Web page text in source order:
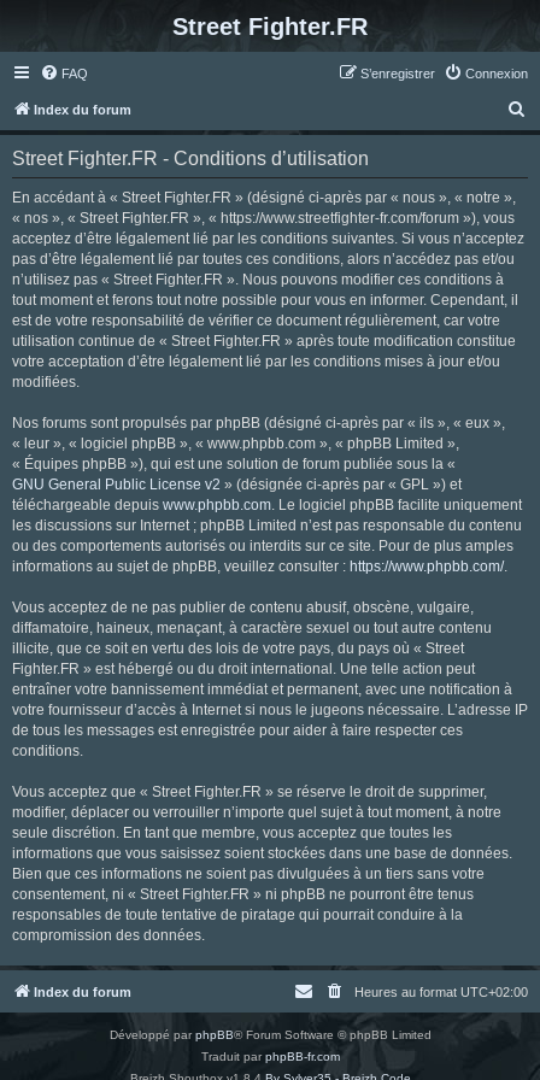
Street Fighter.FR
FAQ Connexion
S’enregistrer
Index du forum
e
Street Fighter.FR - Conditions d’utilisation
En accédant à « Street Fighter.FR » (désigné ci-après par « nous », « notre »,
« nos », « Street Fighter.FR », « https://www.streetfighter-fr.com/forum »), vous
acceptez d’être légalement lié par les conditions suivantes. Si vous n’acceptez
pas d’être légalement lié par toutes ces conditions, alors n’accédez pas et/ou
n’utilisez pas « Street Fighter.FR ». Nous pouvons modifier ces conditions à
tout moment et ferons tout notre possible pour vous en informer. Cependant, il
est de votre responsabilité de vérifier ce document régulièrement, car votre
utilisation continue de « Street Fighter.FR » après toute modification constitue
votre acceptation d’être légalement lié par les conditions mises à jour et/ou
modifiées.
Nos forums sont propulsés par phpBB (désigné ci-après par « ils », « eux »,
« leur », « logiciel phpBB », « www.phpbb.com », « phpBB Limited »,
« Équipes phpBB »), qui est une solution de forum publiée sous la «
GNU General Public License v2 » (désignée ci-après par « GPL ») et
téléchargeable depuis www.phpbb.com. Le logiciel phpBB facilite uniquement
les discussions sur Internet ; phpBB Limited n’est pas responsable du contenu
ou des comportements autorisés ou interdits sur ce site. Pour de plus amples
informations au sujet de phpBB, veuillez consulter : https://www.phpbb.com/.
Vous acceptez de ne pas publier de contenu abusif, obscène, vulgaire,
diffamatoire, haineux, menaçant, à caractère sexuel ou tout autre contenu
illicite, que ce soit en vertu des lois de votre pays, du pays où « Street
Fighter.FR » est hébergé ou du droit international. Une telle action peut
entraîner votre bannissement immédiat et permanent, avec une notification à
votre fournisseur d’accès à Internet si nous le jugeons nécessaire. L’adresse IP
de tous les messages est enregistrée pour aider à faire respecter ces
conditions.
Vous acceptez que « Street Fighter.FR » se réserve le droit de supprimer,
modifier, déplacer ou verrouiller n’importe quel sujet à tout moment, à notre
seule discrétion. En tant que membre, vous acceptez que toutes les
informations que vous saisissez soient stockées dans une base de données.
Bien que ces informations ne soient pas divulguées à un tiers sans votre
consentement, ni « Street Fighter.FR » ni phpBB ne pourront être tenus
responsables de toute tentative de piratage qui pourrait conduire à la
compromission des données.
Index du forum Heures au format UTC+02:00
Développé parphpBB® Forum Software © phpBB Limited
Traduit parphpBB-fr.com